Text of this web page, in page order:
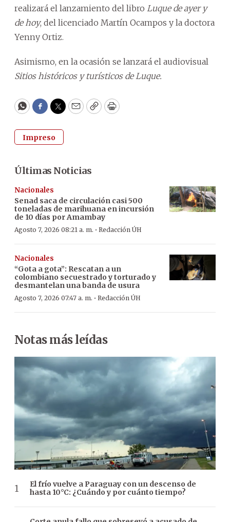
realizará el lanzamiento del libro Luque de ayer y
de hoy, del licenciado Martín Ocampos y la doctora
Yenny Ortiz.
Asimismo, en la ocasión se lanzará el audiovisual
Sitios históricos y turísticos de Luque.
WhatsApp
Facebook
Twitter
EmailCopyPrint
Impreso
Últimas Noticias
Nacionales
Senad saca de circulación casi 500
toneladas de marihuana en incursión
de 10 días por Amambay
Agosto 7, 2026 08:21 a. m. · Redacción ÚH
Nacionales
“Gota a gota”: Rescatan a un
colombiano secuestrado y torturado y
desmantelan una banda de usura
Agosto 7, 2026 07:47 a. m. · Redacción ÚH
Notas más leídas
El frío vuelve a Paraguay con un descenso de
hasta 10°C: ¿Cuándo y por cuánto tiempo?